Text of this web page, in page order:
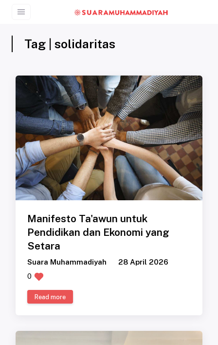
Tag | solidaritas
Manifesto Ta'awun untuk
Pendidikan dan Ekonomi yang
Setara
Suara Muhammadiyah
28 April 2026
0
Read more